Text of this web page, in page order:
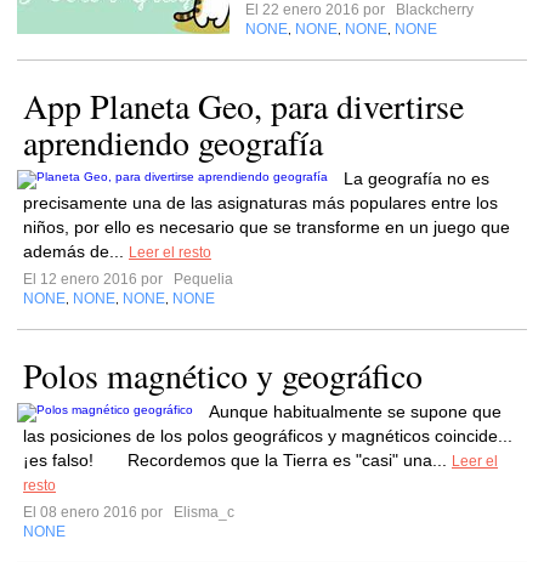
El 22 enero 2016 por
Blackcherry
NONE NONE NONE NONE
App Planeta Geo, para divertirse
aprendiendo geografía
La geografía no es
precisamente una de las asignaturas más populares entre los
niños, por ello es necesario que se transforme en un juego que
además de...
Leer el resto
El 12 enero 2016 por
Pequelia
NONE NONE NONE NONE
Polos magnético y geográfico
Aunque habitualmente se supone que
las posiciones de los polos geográficos y magnéticos coincide...
¡es falso! Recordemos que la Tierra es "casi" una...
Leer el
resto
El 08 enero 2016 por
Elisma_c
NONE